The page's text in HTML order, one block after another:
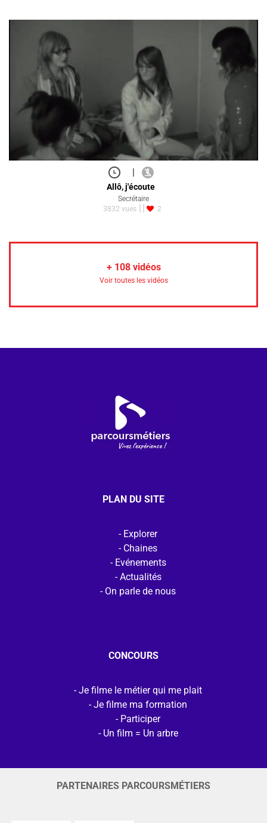
|
Allô, j'écoute
Secrétaire
3832 vues
2
+ 108vidéos
Voir toutes les vidéos
PLAN DU SITE
Explorer
Chaines
Evénements
Actualités
On parle de nous
CONCOURS
Je filme le métier qui me plait
Je filme ma formation
Participer
Un film = Un arbre
PARTENAIRES PARCOURSMÉTIERS